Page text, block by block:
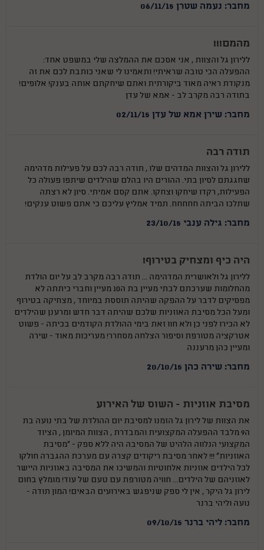
מחבר: נעמה שטרן 06/11/15
מהמם!!!
ללירון גל והצוות , אני אסכם את ההמלצה שלי במשפט אחד:
ההפעלה הכי טובה שראיתי! ותאמינו לי שאני כותבת לכם את זה
מנקודת ראיה מאוד ביקורתית ואתם שיחקתם אותה בענק! אלופים!
בתודה רבה מקרב לב - אמא של עדן
מחבר: שירן אמא של עדן 02/11/15
תודה רבה
ללירון גל והצוות המדהים שלו , תודה רבה לכם על פעילות מדהימה
שחגגתם לסיון בתי. ההורים היו בהלם שהילדים שיתפו פעולה כל
הפעילות, רקדו שיחקו וצחקו. אתם קסם אמיתי. סיון לא רצתה
שתלכו הביתה חחחחח. תמיד אמליץ עליכם כי אתם פשוט ענקים!
מחבר: גילה ענבי 23/10/15
היה כיף ומצחיק בטירוף!
ללירון גל ולאושרית המדהימה ... תודה רבה מקרב לב על יום הולדת
מהחלומות שערכתם לבתי מעיין בת ה10 מעיין וחברי כיתתה לא
מפסיקים לדבר על ההפקה שהיתה תוססת במיוחד , מצחיקה בטירוף
ומעל הכל מסיבת האוזניות שלכם שהיתה דבר חדש ומרענן שהילדים
לא הכירו לפני כן ולא חוו זאת בימי ההולדת הקודמים בכיתה - פשוט
אטרקציה מטורפת וסיפור הצלחה מסחרר! מעריכות מאוד - שירה
ומעיין כהן מרעננה
מחבר: שירה כהן 20/10/15
מסיבת אוזניות - השוס של האירוע
את הצוות של לירון גל הזמנו למסיבת יום ההולדת של בתי נועה בת
ה9 מלבד ההפעלה המקצועית והמבדרת , הצוות המיומן , הציוד
המקצועי הנלווה הלהיט של המסיבה היה ללא ספק - "מסיבת
האוזניות" !!! לאחר מסיבת ריקודים קצרה עם מערכת ההגברה חולקו
לכל הילדים אוזניות אלחוטיות והמשיכו את המסיבה באוזניות היישר
לאוזניהם של הילדים... חוויה מטורפת עם טעם של עוד! מומלץ בחום
לירון גל היקר , אין לי ספק שניפגש באירועים הבאים! המון תודה -
נועה וליהי ברנר
מחבר: ליהי ברנר 09/10/15